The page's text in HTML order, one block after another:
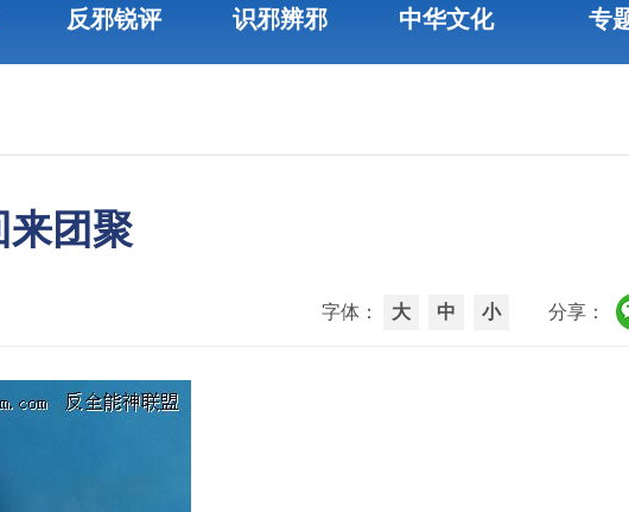
反邪锐评 识邪辨邪 中华文化 专
来团聚
字体： 大 中 小 分享：